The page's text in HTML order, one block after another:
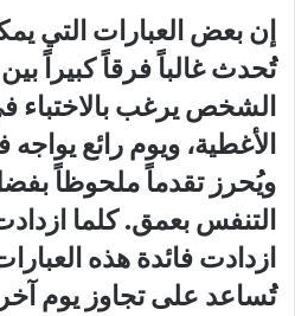
إن بعض العبارات التي
تُحدث غالباً فرقاً كبيراً
الشخص يرغب بالاختباء
الأغطية، ويوم رائع
ويُحرز تقدماً ملحوظاً
التنفس بعمق. كلما
ازدادت فائدة هذه
تُساعد على تجاوز يوم